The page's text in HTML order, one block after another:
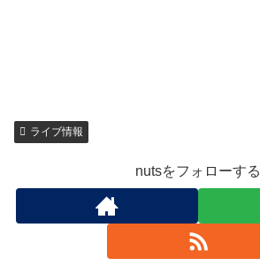
ライブ情報
nutsをフォローする